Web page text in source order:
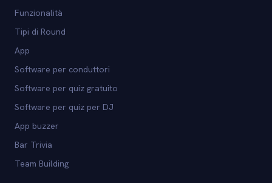
Funzionalità
Tipi di Round
App
Software per conduttori
Software per quiz gratuito
Software per quiz per DJ
App buzzer
Bar Trivia
Team Building